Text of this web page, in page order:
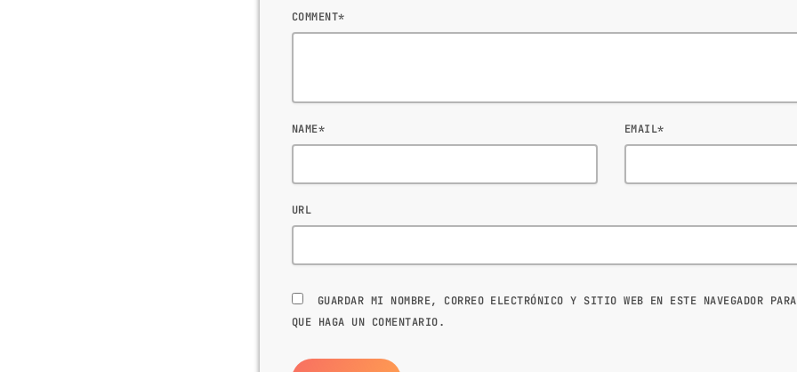
COMMENT*
NAME* EMAIL*
URL
GUARDAR MI NOMBRE, CORREO ELECTRÓNICO Y SITIO WEB EN ESTE NAVEGADOR
QUE HAGA UN COMENTARIO.